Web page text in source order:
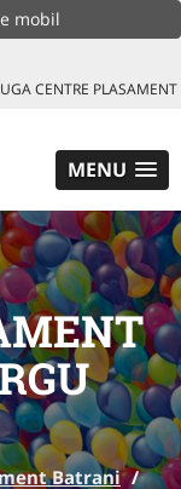
mobil
CENTRE PLASAMENT
MENU
Batrani /